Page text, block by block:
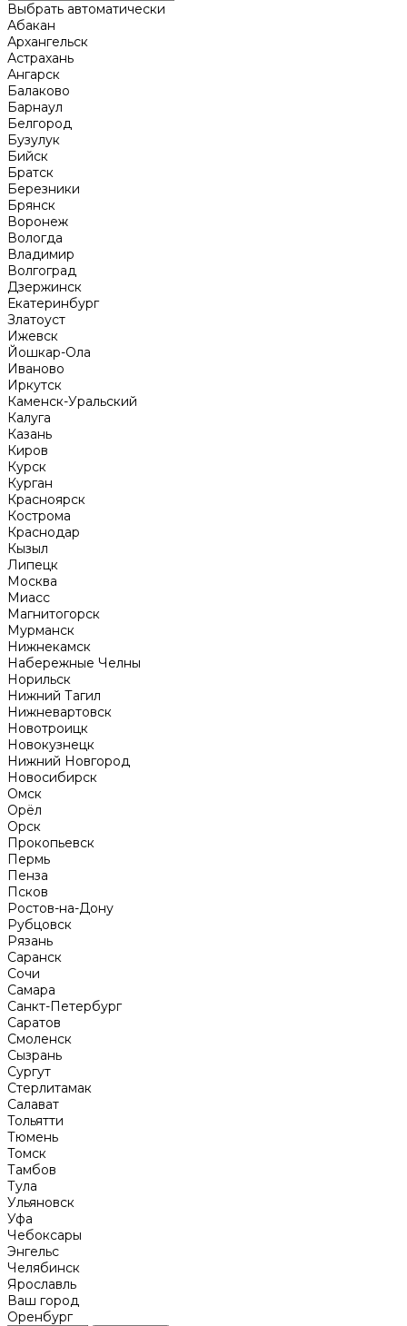
Выбрать автоматически
Абакан
Архангельск
Астрахань
Ангарск
Балаково
Барнаул
Белгород
Бузулук
Бийск
Братск
Березники
Брянск
Воронеж
Вологда
Владимир
Волгоград
Дзержинск
Екатеринбург
Златоуст
Ижевск
Йошкар-Ола
Иваново
Иркутск
Каменск-Уральский
Калуга
Казань
Киров
Курск
Курган
Красноярск
Кострома
Краснодар
Кызыл
Липецк
Москва
Миасс
Магнитогорск
Мурманск
Нижнекамск
Набережные Челны
Норильск
Нижний Тагил
Нижневартовск
Новотроицк
Новокузнецк
Нижний Новгород
Новосибирск
Омск
Орёл
Орск
Прокопьевск
Пермь
Пенза
Псков
Ростов-на-Дону
Рубцовск
Рязань
Саранск
Сочи
Самара
Санкт-Петербург
Саратов
Смоленск
Сызрань
Сургут
Стерлитамак
Салават
Тольятти
Тюмень
Томск
Тамбов
Тула
Ульяновск
Уфа
Чебоксары
Энгельс
Челябинск
Ярославль
Ваш город
Оренбург